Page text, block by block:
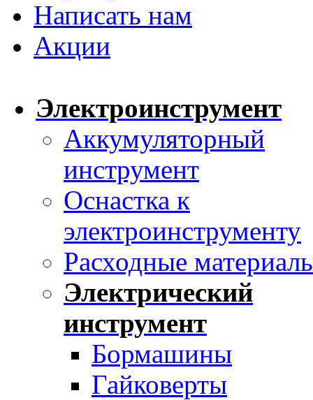
Написать нам
Акции
Электроинструмент
Аккумуляторный
инструмент
Оснастка к
электроинструменту
Расходные
Электрический
инструмент
Бормашины
Гайковерты